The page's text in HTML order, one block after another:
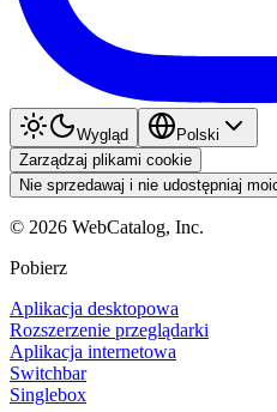
Wygląd
Polski
Zarządzaj plikami cookie
Nie sprzedawaj i nie udostępniaj
© 2026 WebCatalog, Inc.
Pobierz
Aplikacja desktopowa
Rozszerzenie przeglądarki
Aplikacja internetowa
Switchbar
Singlebox